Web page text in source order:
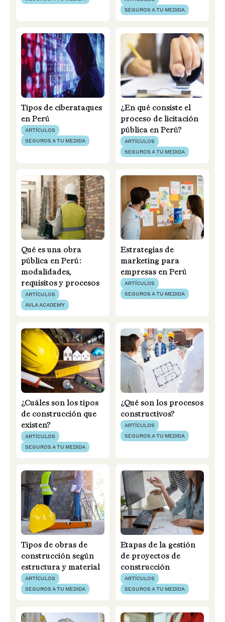
SEGUROS A TU MEDIDA
Tipos de ciberataques
en Perú
ARTÍCULOS
SEGUROS A TU MEDIDA
¿En qué consiste el
proceso de licitación
pública en Perú?
ARTÍCULOS
SEGUROS A TU MEDIDA
Qué es una obra
pública en Perú:
modalidades,
requisitos y procesos
ARTÍCULOS
AVLA ACADEMY
Estrategias de
marketing para
empresas en Perú
ARTÍCULOS
SEGUROS A TU MEDIDA
¿Cuáles son los tipos
de construcción que
existen?
ARTÍCULOS
SEGUROS A TU MEDIDA
¿Qué son los procesos
constructivos?
ARTÍCULOS
SEGUROS A TU MEDIDA
Tipos de obras de
construcción según
estructura y material
ARTÍCULOS
SEGUROS A TU MEDIDA
Etapas de la gestión
de proyectos de
construcción
ARTÍCULOS
SEGUROS A TU MEDIDA